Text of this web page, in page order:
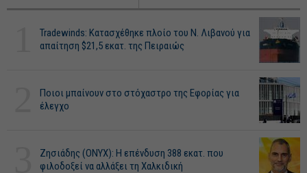
Tradewinds: Κατασχέθηκε πλοίο του Ν. Λιβανού για
απαίτηση $21,5 εκατ. της Πειραιώς
Ποιοι μπαίνουν στο στόχαστρο της Εφορίας για
έλεγχο
Ζησιάδης (ONYX): Η επένδυση 388 εκατ. που
φιλοδοξεί να αλλάξει τη Χαλκιδική